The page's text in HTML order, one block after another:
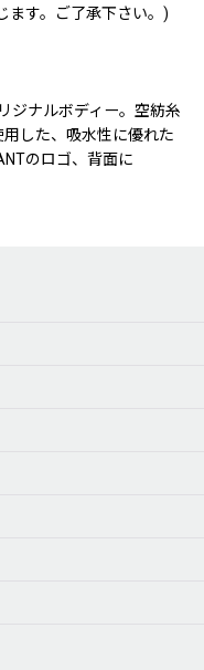
ます。ご了承下さい。)
ジナルボディー。空紡糸
した、吸水性に優れた
のロゴ、背面に